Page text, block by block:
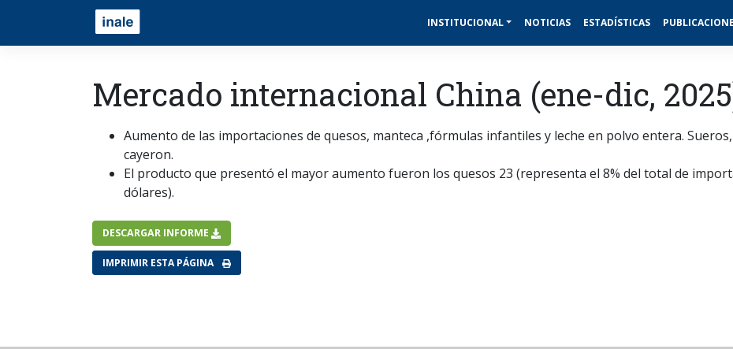
INSTITUCIONAL NOTICIAS ESTADÍSTICAS
Mercado internacional China (ene-dic,
Aumento de las importaciones de quesos, manteca ,fórmulas infantiles y leche en polvo entera.
cayeron.
El producto que presentó el mayor aumento fueron los quesos 23 (representa el 8% del total de
dólares).
DESCARGAR INFORME
IMPRIMIR ESTA PÁGINA